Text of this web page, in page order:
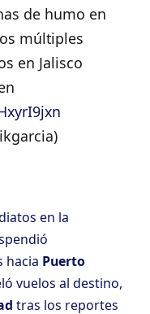
de humo en
múltiples
en Jalisco
en la
hacia Puerto
vuelos al destino,
tras los reportes